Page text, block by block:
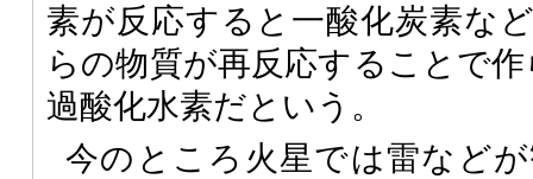
素が反応すると一酸化炭素な
らの物質が再反応することで
過酸化水素だという。
今のところ火星では雷など